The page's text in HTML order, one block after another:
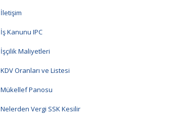
İletişim
İş Kanunu IPC
İşçilik Maliyetleri
KDV Oranları ve Listesi
Mükellef Panosu
Nelerden Vergi SSK Kesilir